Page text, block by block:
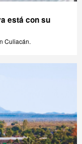
está con su
Culiacán.